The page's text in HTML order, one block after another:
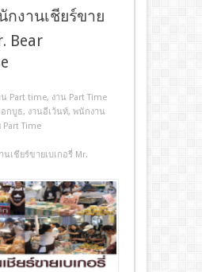
กงานเชียร์ขาย
Bear
น Part time, งาน Part Time
กบูธ, งานอีเว้นท์, พนักงาน
Time
เชียร์ขายเบเกอรี่ Mr.